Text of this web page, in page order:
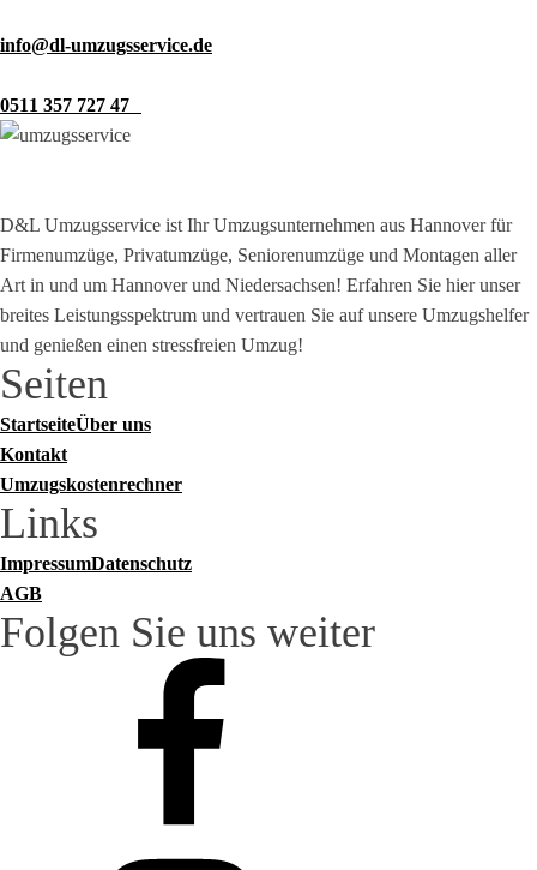
info@dl-umzugsservice.de
0511 357 727 47
D&L Umzugsservice ist Ihr Umzugsunternehmen aus Hannover für
Firmenumzüge, Privatumzüge, Seniorenumzüge und Montagen aller
Art in und um Hannover und Niedersachsen! Erfahren Sie hier unser
breites Leistungsspektrum und vertrauen Sie auf unsere Umzugshelfer
und genießen einen stressfreien Umzug!
Seiten
StartseiteÜber uns
Kontakt
Umzugskostenrechner
Links
ImpressumDatenschutz
AGB
Folgen Sie uns weiter